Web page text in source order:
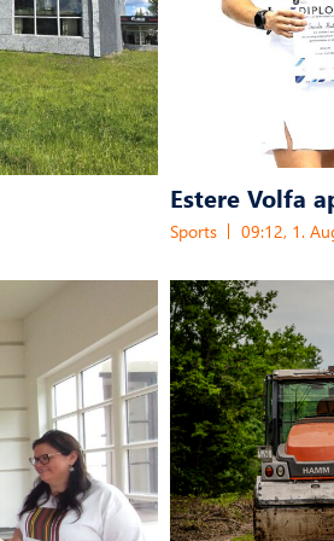
Estere Volfa
Sports 09:12, 1.